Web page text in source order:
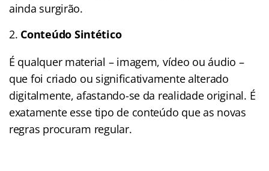
ainda surgirão.
Conteúdo Sintético
É qualquer material – imagem, vídeo ou áudio –
que foi criado ou significativamente alterado
digitalmente, afastando-se da realidade original. É
exatamente esse tipo de conteúdo que as novas
regras procuram regular.